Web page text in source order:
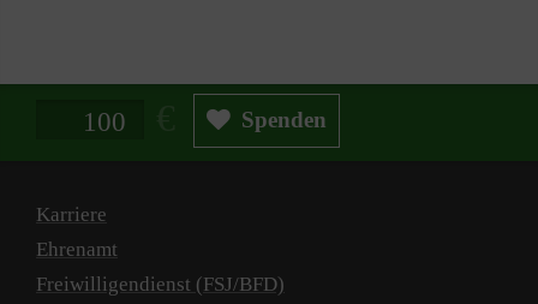
Spendenbetrag in Euro Spenden
Karriere
Ehrenamt
Freiwilligendienst (FSJ/BFD)